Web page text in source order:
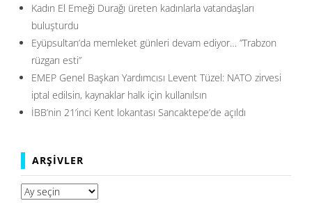
Kadın El Emeği Durağı üreten kadınlarla vatandaşları
buluşturdu
Eyüpsultan’da memleket günleri devam ediyor… ”Trabzon
rüzgarı esti”
EMEP Genel Başkan Yardımcısı Levent Tüzel: NATO zirvesi
iptal edilsin, kaynaklar halk için kullanılsın
İBB’nin 21’inci Kent lokantası Sancaktepe’de açıldı
ARŞIVLER
Arşivler